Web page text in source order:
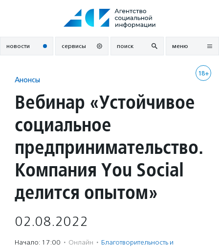
новости сервисы поиск меню
18+
Анонсы
Вебинар «Устойчивое
социальное
предпринимательство.
Компания You Social
делится опытом»
02.08.2022
Начало: 17:00 · Онлайн · Благотвори­тель­ность и